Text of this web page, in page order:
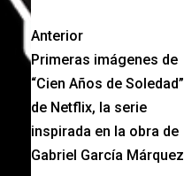
Anterior
Primeras imágenes de
“Cien Años de Soledad”
de Netflix, la serie
inspirada en la obra de
Gabriel García Márquez